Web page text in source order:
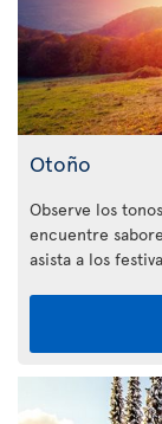
Otoño
Observe los
encuentre
asista a los